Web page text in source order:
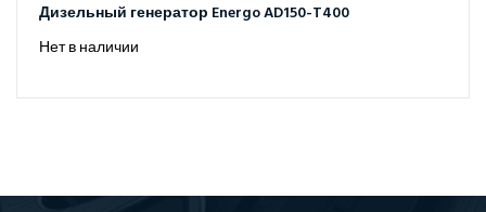
Дизельный генератор Energo AD150-T400
Нет в наличии